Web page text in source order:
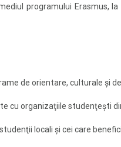
programului Erasmus, la
de orientare, culturale şi de
cu organizaţiile studenţeşti
locali şi cei care